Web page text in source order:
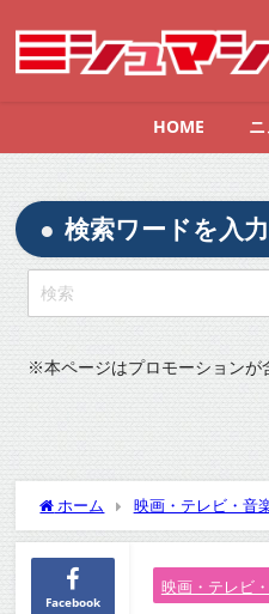
HOME
検索ワードを入
※本ページはプロモーションが
ホーム 映画・テレビ・音
Twitterの反応
Facebook
映画・テレビ